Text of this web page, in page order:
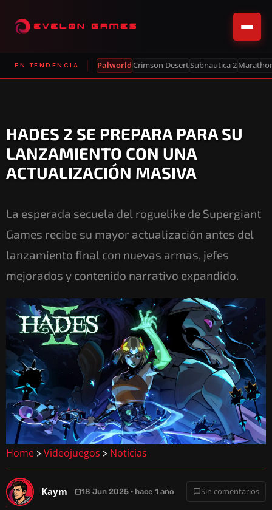
EN TENDENCIA PalworldCrimson DesertSubnautica 2
HADES 2 SE PREPARA PARA SU
LANZAMIENTO CON UNA
ACTUALIZACIÓN MASIVA
La esperada secuela del roguelike de Supergiant
Games recibe su mayor actualización antes del
lanzamiento final con nuevas armas, jefes
mejorados y contenido narrativo expandido.
Home > Videojuegos > Noticias
Kaym 18 Jun 2025 · hace 1 año Sin comentarios